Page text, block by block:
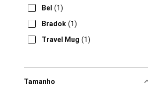
Bel (1)
Bradok (1)
Travel Mug (1)
Tamanho